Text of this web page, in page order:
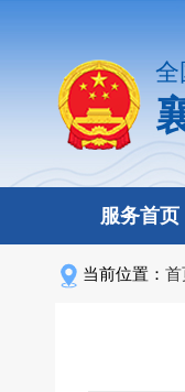
全
服务首页
当前位置： 首